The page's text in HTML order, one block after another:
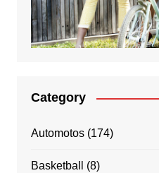
Category
Automotos(174)
Basketball (8)